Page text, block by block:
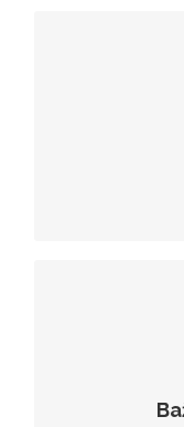
Dozirna
hlorinatori,
Pregled i
–